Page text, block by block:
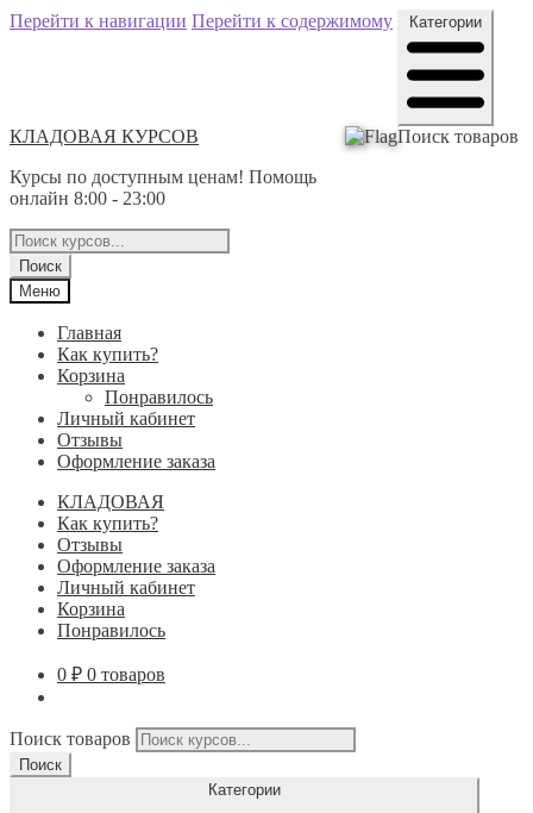
Перейти к навигации Перейти к содержимому
КЛАДОВАЯ КУРСОВ
Курсы по доступным ценам! Помощь
онлайн 8:00 - 23:00
Категории
Поиск товаров
Поиск
Меню
Главная
Как купить?
Корзина
Понравилось
Личный кабинет
Отзывы
Оформление заказа
КЛАДОВАЯ
Как купить?
Отзывы
Оформление заказа
Личный кабинет
Корзина
Понравилось
0 ₽ 0 товаров
Поиск товаров
Поиск
Категории